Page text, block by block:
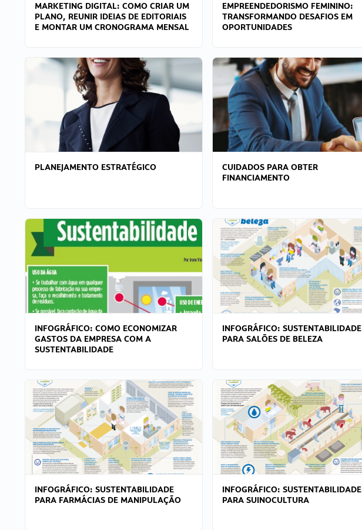
MARKETING DIGITAL: COMO CRIAR UM
PLANO, REUNIR IDEIAS DE EDITORIAIS
E MONTAR UM CRONOGRAMA MENSAL
EMPREENDEDORISMO FEMININO:
TRANSFORMANDO DESAFIOS EM
OPORTUNIDADES
PLANEJAMENTO ESTRATÉGICO
CUIDADOS PARA OBTER
FINANCIAMENTO
INFOGRÁFICO: COMO ECONOMIZAR
GASTOS DA EMPRESA COM A
SUSTENTABILIDADE
INFOGRÁFICO: SUSTENTABILIDADE
PARA SALÕES DE BELEZA
INFOGRÁFICO: SUSTENTABILIDADE
PARA FARMÁCIAS DE MANIPULAÇÃO
INFOGRÁFICO: SUSTENTABILIDADE
PARA SUINOCULTURA